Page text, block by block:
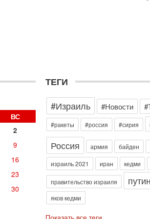
ВС
2
9
16
23
30
ТЕГИ
#Израиль
#Новости
#ракеты #россия #сирия
Россия армия байден
израиль 2021 иран кедми
правительство израиля путин
яков кедми
Показать все теги